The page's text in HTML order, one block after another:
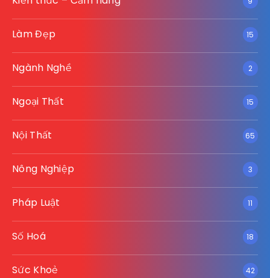
Làm Đẹp 15
Ngành Nghề 2
Ngoại Thất 15
Nội Thất 65
Nông Nghiệp 3
Pháp Luật 11
Số Hoá 18
Sức Khoẻ 42